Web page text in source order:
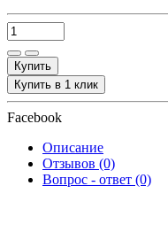
Купить
Купить в 1 клик
Facebook
Описание
Отзывов (0)
Вопрос - ответ (0)